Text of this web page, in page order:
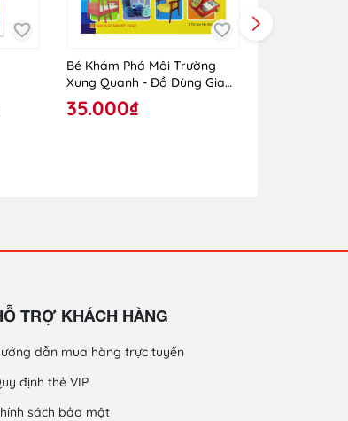
Bé Khám Phá Môi Trường
Xung Quanh - Đồ Dùng Gia
Đình
35.000₫
TRỢ KHÁCH HÀNG
dẫn mua hàng trực tuyến
định thẻ VIP
sách bảo mật